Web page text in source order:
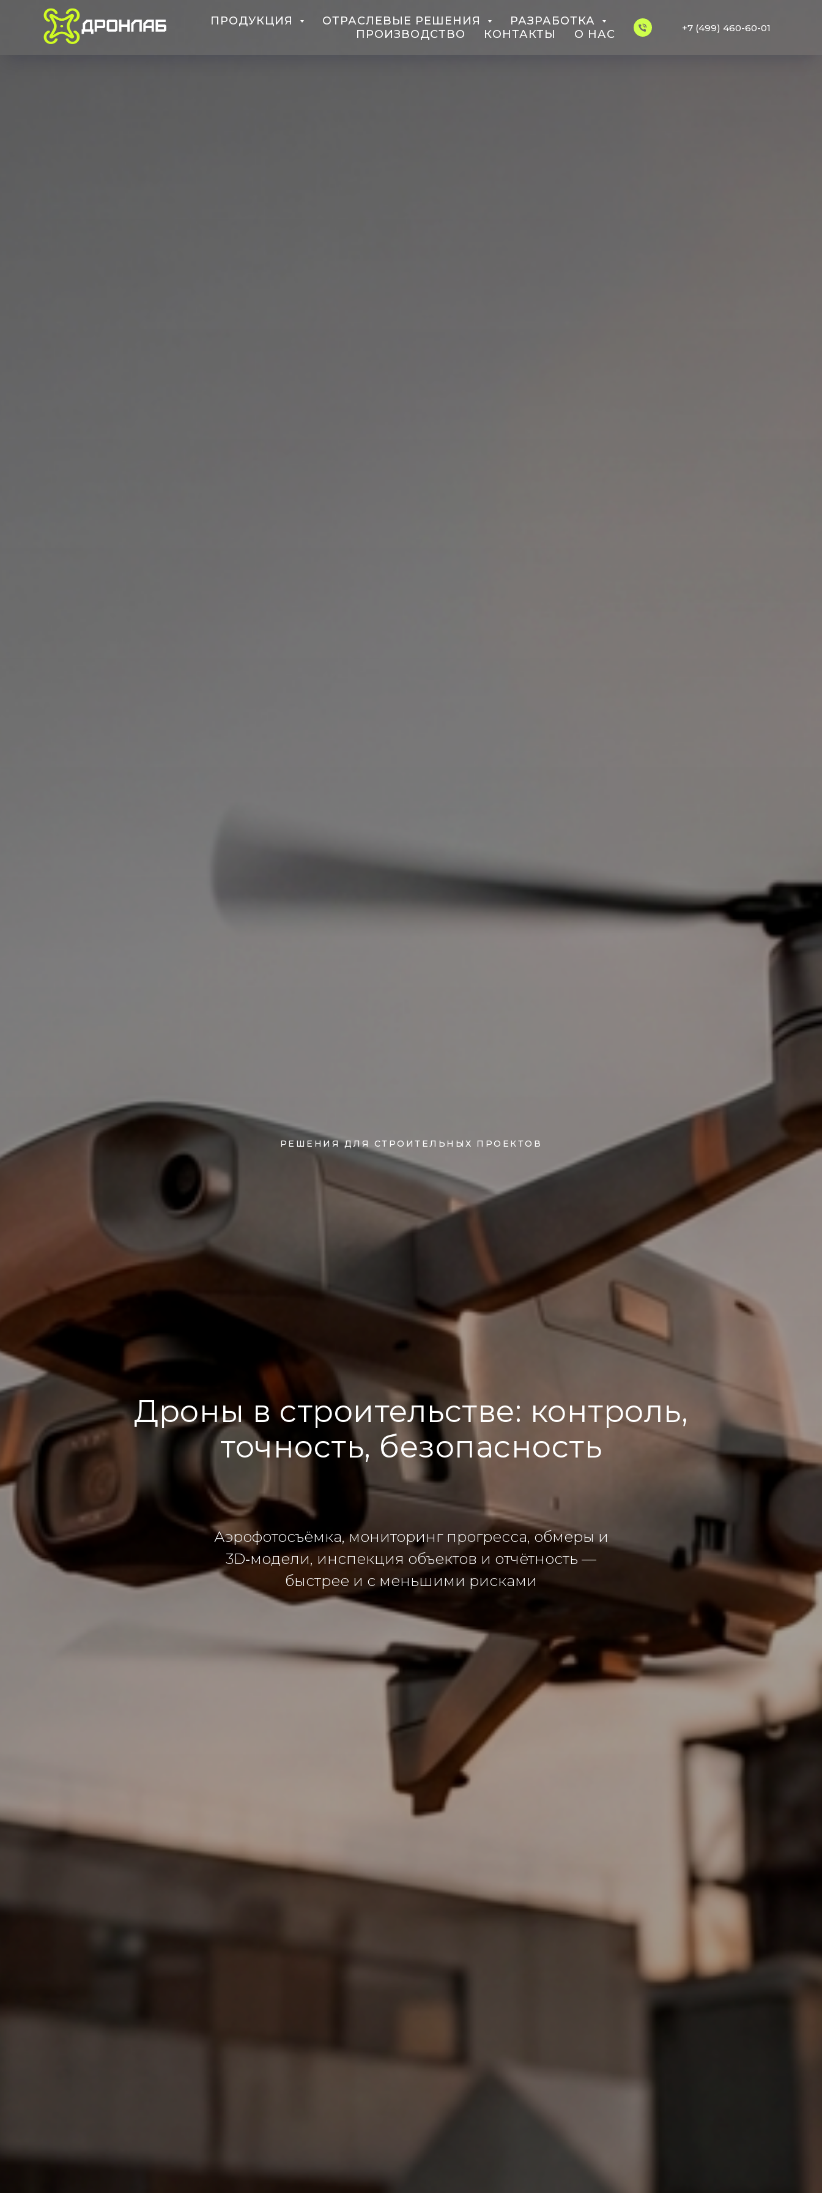
ПРОДУКЦИЯ ОТРАСЛЕВЫЕ РЕШЕНИЯ
РАЗРАБОТКА
ПРОИЗВОДСТВО
КОНТАКТЫ О НАС +7 (499) 460-60-01
РЕШЕНИЯ ДЛЯ СТРОИТЕЛЬНЫХ ПРОЕКТОВ
Дроны в строительстве: контроль,
точность, безопасность
Аэрофотосъёмка, мониторинг прогресса, обмеры и
3D‑модели, инспекция объектов и отчётность —
быстрее и с меньшими рисками